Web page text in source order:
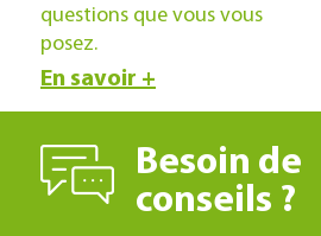
questions que vous vous
posez.
En savoir +
Besoin de
conseils ?